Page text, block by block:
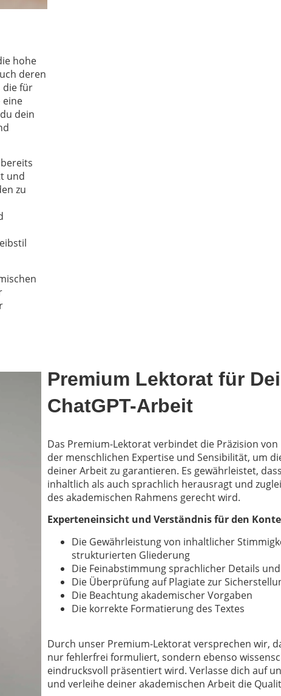
hohe
deren
die für
eine
dein
und
zu
Premium Lektorat für
ChatGPT-Arbeit
Das Premium-Lektorat verbindet die Präzision
der menschlichen Expertise und Sensibilität, um
deiner Arbeit zu garantieren. Es gewährleistet,
inhaltlich als auch sprachlich herausragt und
des akademischen Rahmens gerecht wird.
Experteneinsicht und Verständnis für den
Die Gewährleistung von inhaltlicher
strukturierten Gliederung
Die Feinabstimmung sprachlicher Details
Die Überprüfung auf Plagiate zur
Die Beachtung akademischer Vorgaben
Die korrekte Formatierung des Textes
Durch unser Premium-Lektorat versprechen wir,
nur fehlerfrei formuliert, sondern ebenso
eindrucksvoll präsentiert wird. Verlasse dich auf
und verleihe deiner akademischen Arbeit die